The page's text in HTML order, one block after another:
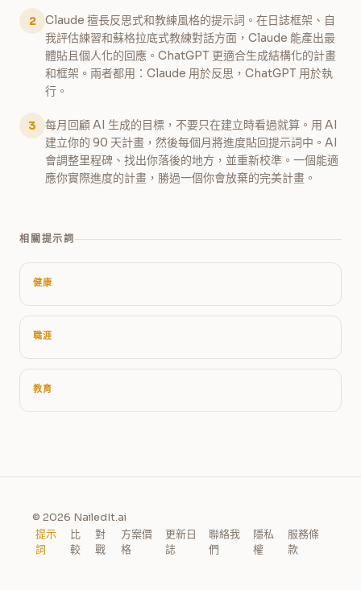
2
Claude 擅長反思式和教練風格的提示詞。在日誌框架、自
我評估練習和蘇格拉底式教練對話方面，Claude 能產出最
體貼且個人化的回應。ChatGPT 更適合生成結構化的計畫
和框架。兩者都用：Claude 用於反思，ChatGPT 用於執
行。
3
每月回顧 AI 生成的目標，不要只在建立時看過就算。用 AI
建立你的 90 天計畫，然後每個月將進度貼回提示詞中。AI
會調整里程碑、找出你落後的地方，並重新校準。一個能適
應你實際進度的計畫，勝過一個你會放棄的完美計畫。
相關提示詞
健康
職涯
教育
© 2026 NailedIt.ai
提示
詞
比
較
對
戰
方案價
格
更新日
誌
聯絡我
們
隱私
權
服務條
款